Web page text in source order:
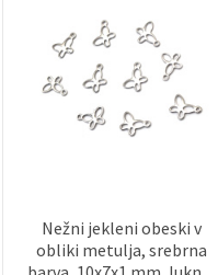
Nežni jekleni obeski v
obliki metulja, srebrna